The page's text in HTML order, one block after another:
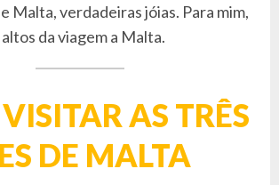
Malta, verdadeiras jóias. Para mim,
da viagem a Malta.
AS TRÊS
DE MALTA